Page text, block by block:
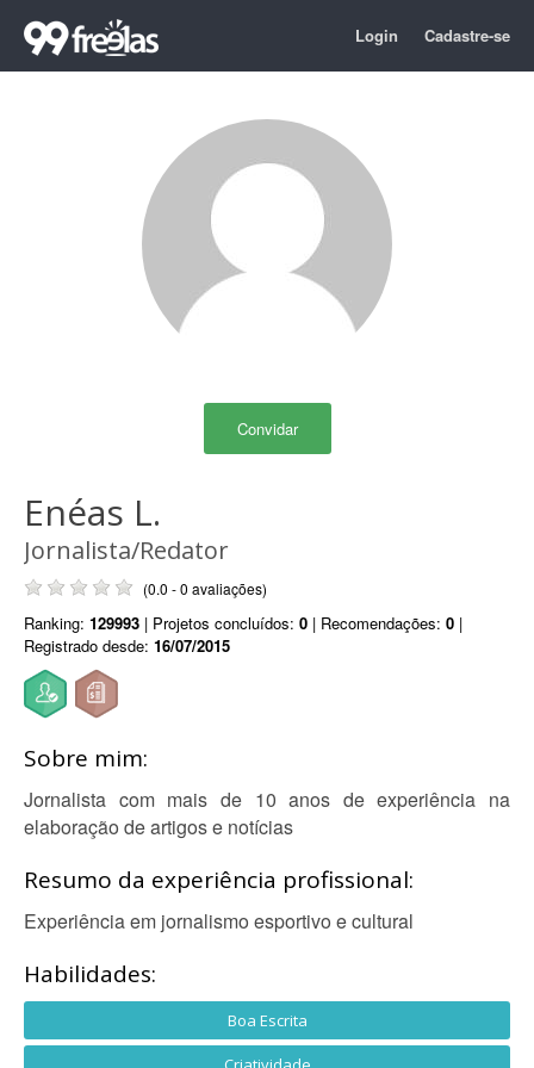
Login Cadastre-se
Convidar
Enéas L.
Jornalista/Redator
(0.0 - 0 avaliações)
Ranking: 129993 | Projetos concluídos: 0 | Recomendações: 0 |
Registrado desde: 16/07/2015
Sobre mim:
Jornalista com mais de 10 anos de experiência na
elaboração de artigos e notícias
Resumo da experiência profissional:
Experiência em jornalismo esportivo e cultural
Habilidades:
Boa Escrita